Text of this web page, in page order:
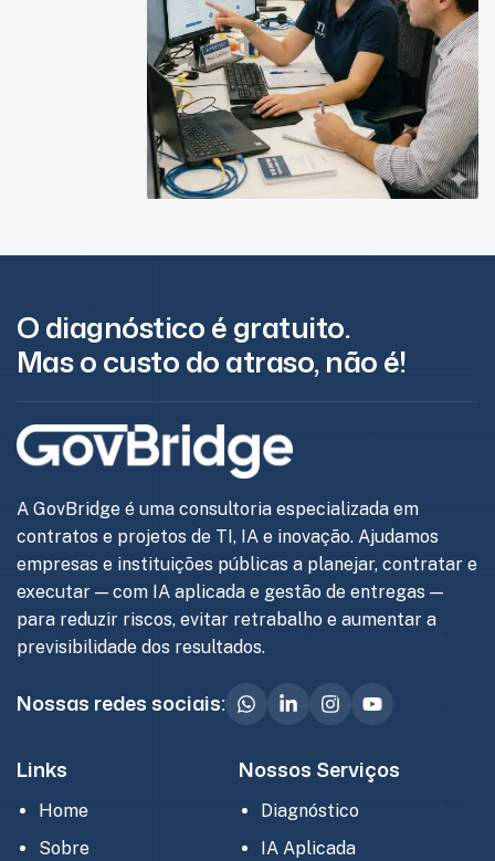
O diagnóstico é gratuito.
Mas o custo do atraso, não é!
A GovBridge é uma consultoria especializada em
contratos e projetos de TI, IA e inovação. Ajudamos
empresas e instituições públicas a planejar, contratar e
executar — com IA aplicada e gestão de entregas —
para reduzir riscos, evitar retrabalho e aumentar a
previsibilidade dos resultados.
Nossas redes sociais:
Links
Home
Sobre
Nossos Serviços
Diagnóstico
IA Aplicada